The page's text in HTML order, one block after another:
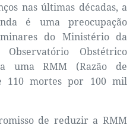
nas últimas décadas, a
é uma preocupação
do Ministério da
Obstétrico
uma RMM (Razão de
110 mortes por 100 mil
de reduzir a RMM